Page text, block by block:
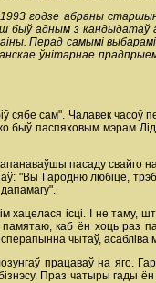
годзе абраны
адным з кандыдатаў
Перад самымі
ўнітарнае
сябе сам". Чалавек
быў паспяховым мэрам
пасаду свайго
"Вы Гародню любіце,
ісці. І не таму,
каб ён хоць
чытаў, асабліва
працаваў на яго.
Праз чатыры гады